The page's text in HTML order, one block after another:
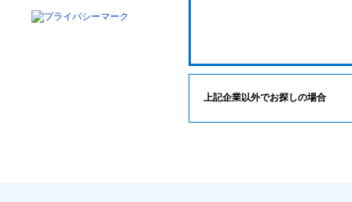
上記企業以外でお探しの場合